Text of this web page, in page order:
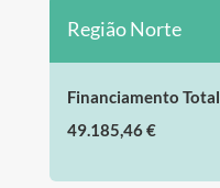
Região Norte
Financiamento Total
49.185,46 €